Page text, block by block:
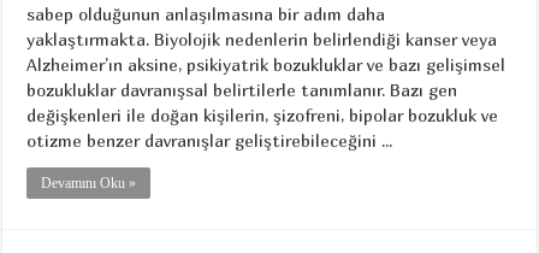
sabep olduğunun anlaşılmasına bir adım daha
yaklaştırmakta. Biyolojik nedenlerin belirlendiği kanser veya
Alzheimer’ın aksine, psikiyatrik bozukluklar ve bazı gelişimsel
bozukluklar davranışsal belirtilerle tanımlanır. Bazı gen
değişkenleri ile doğan kişilerin, şizofreni, bipolar bozukluk ve
otizme benzer davranışlar geliştirebileceğini ...
Devamını Oku »